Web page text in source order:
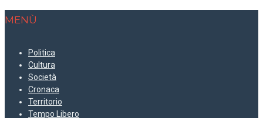
MENÙ
Politica
Cultura
Società
Cronaca
Territorio
Tempo Libero